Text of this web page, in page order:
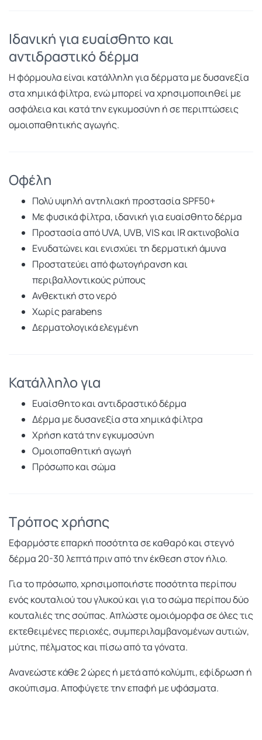
Ιδανική για ευαίσθητο και
αντιδραστικό δέρμα
Η φόρμουλα είναι κατάλληλη για δέρματα με δυσανεξία
στα χημικά φίλτρα, ενώ μπορεί να χρησιμοποιηθεί με
ασφάλεια και κατά την εγκυμοσύνη ή σε περιπτώσεις
ομοιοπαθητικής αγωγής.
Οφέλη
Πολύ υψηλή αντηλιακή προστασία SPF50+
Με φυσικά φίλτρα, ιδανική για ευαίσθητο δέρμα
Προστασία από UVA, UVB, VIS και IR ακτινοβολία
Ενυδατώνει και ενισχύει τη δερματική άμυνα
Προστατεύει από φωτογήρανση και
περιβαλλοντικούς ρύπους
Ανθεκτική στο νερό
Χωρίς parabens
Δερματολογικά ελεγμένη
Κατάλληλο για
Ευαίσθητο και αντιδραστικό δέρμα
Δέρμα με δυσανεξία στα χημικά φίλτρα
Χρήση κατά την εγκυμοσύνη
Ομοιοπαθητική αγωγή
Πρόσωπο και σώμα
Τρόπος χρήσης
Εφαρμόστε επαρκή ποσότητα σε καθαρό και στεγνό
δέρμα 20-30 λεπτά πριν από την έκθεση στον ήλιο.
Για το πρόσωπο, χρησιμοποιήστε ποσότητα περίπου
ενός κουταλιού του γλυκού και για το σώμα περίπου δύο
κουταλιές της σούπας. Απλώστε ομοιόμορφα σε όλες τις
εκτεθειμένες περιοχές, συμπεριλαμβανομένων αυτιών,
μύτης, πέλματος και πίσω από τα γόνατα.
Ανανεώστε κάθε 2 ώρες ή μετά από κολύμπι, εφίδρωση ή
σκούπισμα. Αποφύγετε την επαφή με υφάσματα.